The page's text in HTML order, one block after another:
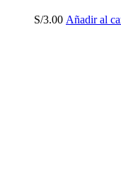
S/3.00 Añadir al